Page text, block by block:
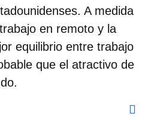
A medida
en remoto y la
equilibrio entre trabajo
que el atractivo de